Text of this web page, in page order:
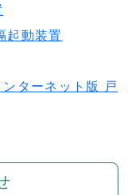
起動装置
ターネット版 戸